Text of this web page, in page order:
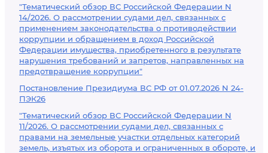
"Тематический обзор ВС Российской Федерации N
14/2026. О рассмотрении судами дел, связанных с
применением законодательства о противодействии
коррупции и обращением в доход Российской
Федерации имущества, приобретенного в результате
нарушения требований и запретов, направленных на
предотвращение коррупции"
Постановление Президиума ВС РФ от 01.07.2026 N 24-
ПЭК26
"Тематический обзор ВС Российской Федерации N
11/2026. О рассмотрении судами дел, связанных с
правами на земельные участки отдельных категорий
земель, изъятых из оборота и ограниченных в обороте, и